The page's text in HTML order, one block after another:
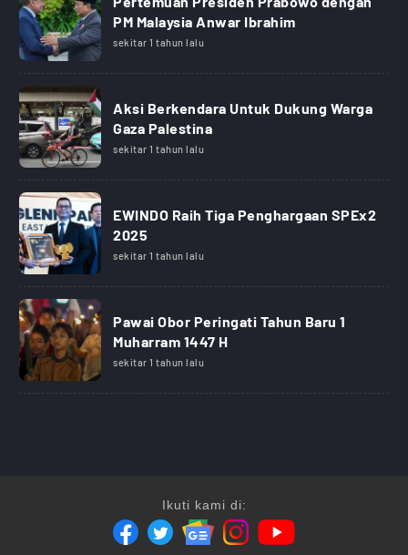
PM Malaysia Anwar Ibrahim
sekitar 1 tahun lalu
Aksi Berkendara Untuk Dukung Warga
Gaza Palestina
sekitar 1 tahun lalu
EWINDO Raih Tiga Penghargaan SPEx2
2025
sekitar 1 tahun lalu
Pawai Obor Peringati Tahun Baru 1
Muharram 1447 H
sekitar 1 tahun lalu
Ikuti kami di: